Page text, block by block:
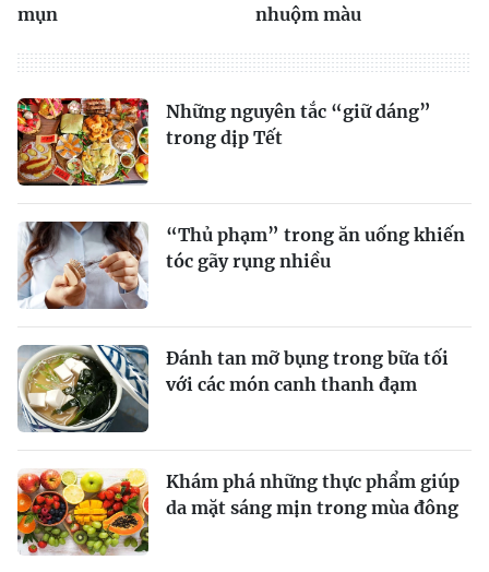
mụn
nhuộm màu
Những nguyên tắc “giữ dáng”
trong dịp Tết
“Thủ phạm” trong ăn uống khiến
tóc gãy rụng nhiều
Đánh tan mỡ bụng trong bữa tối
với các món canh thanh đạm
Khám phá những thực phẩm giúp
da mặt sáng mịn trong mùa đông